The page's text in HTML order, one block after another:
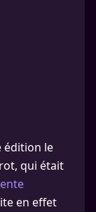
édition le
qui était
en effet